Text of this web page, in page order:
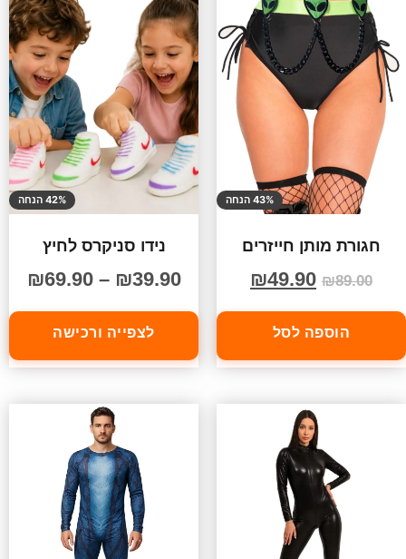
43% הנחה
חגורת מותן חייזרים
₪89.00
₪49.90
הוספה לסל
42% הנחה
נידו סניקרס לחיץ
₪39.90
–
₪69.90
לצפייה ורכישה